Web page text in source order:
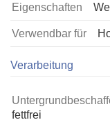
Eigenschaften
Verwendbar für
Verarbeitung
fettfrei